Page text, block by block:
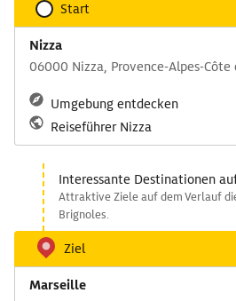
Start
Nizza
06000 Nizza, Provence-Alpes-Côte
Umgebung entdecken
Reiseführer Nizza
Interessante Destinationen
Attraktive Ziele auf dem Verlauf
Brignoles.
Ziel
Marseille